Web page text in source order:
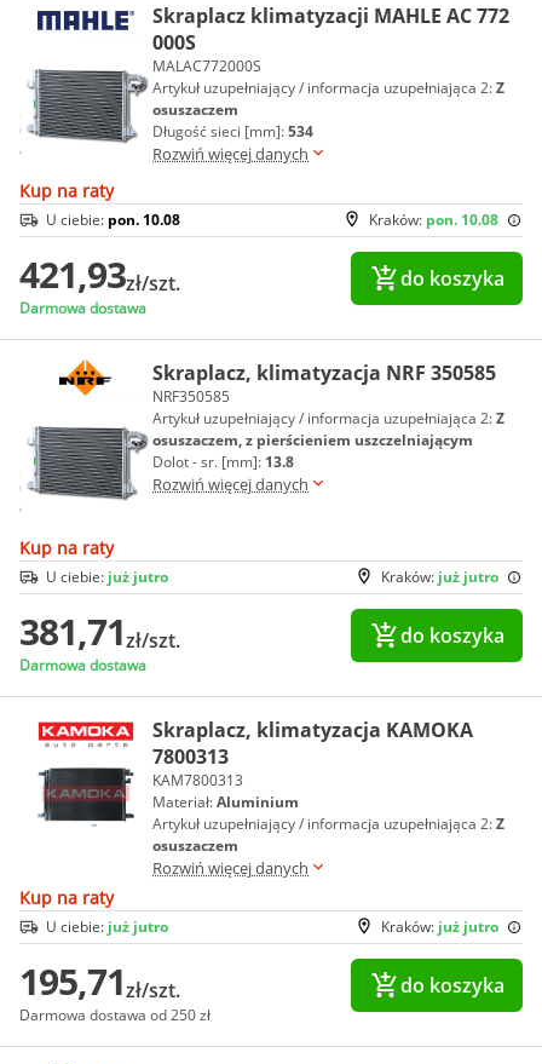
Skraplacz klimatyzacji MAHLE AC 772
000S
MALAC772000S
Artykuł uzupełniający / informacja uzupełniająca 2:Z
osuszaczem
Długość sieci [mm]:534
Rozwiń więcej danych
Kup na raty
Kraków: pon. 10.08
U ciebie: pon. 10.08
421,93zł/szt.
Darmowa dostawa
do koszyka
Skraplacz, klimatyzacja NRF 350585
NRF350585
Artykuł uzupełniający / informacja uzupełniająca 2:Z
osuszaczem, z pierścieniem uszczelniającym
Dolot - sr. [mm]: 13.8
Rozwiń więcej danych
Kup na raty
Kraków: już jutro
U ciebie: już jutro
381,71zł/szt.
Darmowa dostawa
do koszyka
Skraplacz, klimatyzacja KAMOKA
7800313
KAM7800313
Materiał:Aluminium
Artykuł uzupełniający / informacja uzupełniająca 2:Z
osuszaczem
Rozwiń więcej danych
Kup na raty
Kraków: już jutro
U ciebie: już jutro
195,71zł/szt.
Darmowa dostawa od 250 zł
do koszyka